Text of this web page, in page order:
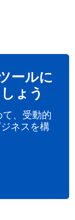
ールに
ょう
、受動的
ネスを構